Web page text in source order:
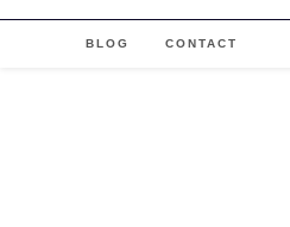
BLOG CONTACT